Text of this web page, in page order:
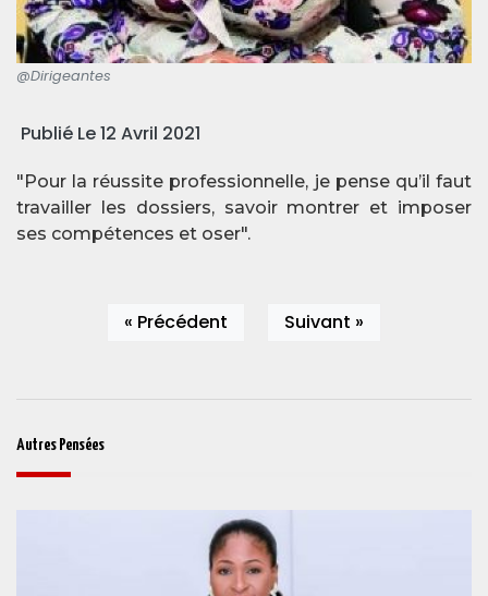
@Dirigeantes
Publié Le 12 Avril 2021
"Pour la réussite professionnelle, je pense qu’il faut
travailler les dossiers, savoir montrer et imposer
ses compétences et oser".
« Précédent Suivant »
Autres Pensées